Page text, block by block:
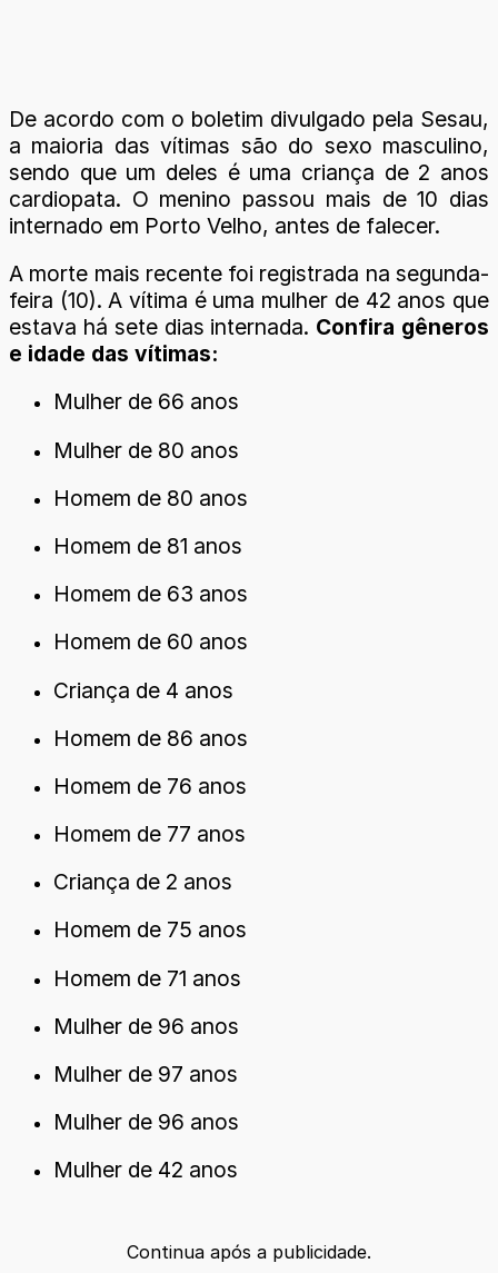
De acordo com o boletim divulgado pela Sesau,
a maioria das vítimas são do sexo masculino,
sendo que um deles é uma criança de 2 anos
cardiopata. O menino passou mais de 10 dias
internado em Porto Velho, antes de falecer.
A morte mais recente foi registrada na segunda-
feira (10). A vítima é uma mulher de 42 anos que
estava há sete dias internada. Confira gêneros
e idade das vítimas:
Mulher de 66 anos
Mulher de 80 anos
Homem de 80 anos
Homem de 81 anos
Homem de 63 anos
Homem de 60 anos
Criança de 4 anos
Homem de 86 anos
Homem de 76 anos
Homem de 77 anos
Criança de 2 anos
Homem de 75 anos
Homem de 71 anos
Mulher de 96 anos
Mulher de 97 anos
Mulher de 96 anos
Mulher de 42 anos
Continua após a publicidade.